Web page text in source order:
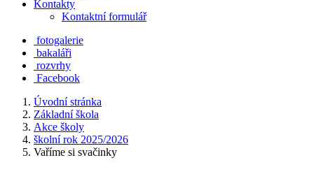
Kontakty
Kontaktní formulář
fotogalerie
bakaláři
rozvrhy
Facebook
Úvodní stránka
Základní škola
Akce školy
školní rok 2025/2026
Vaříme si svačinky